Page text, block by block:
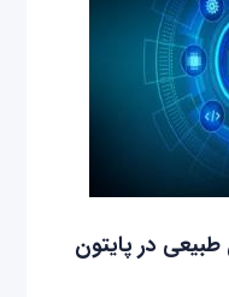
در پایتون